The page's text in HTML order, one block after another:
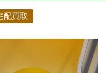
配買取